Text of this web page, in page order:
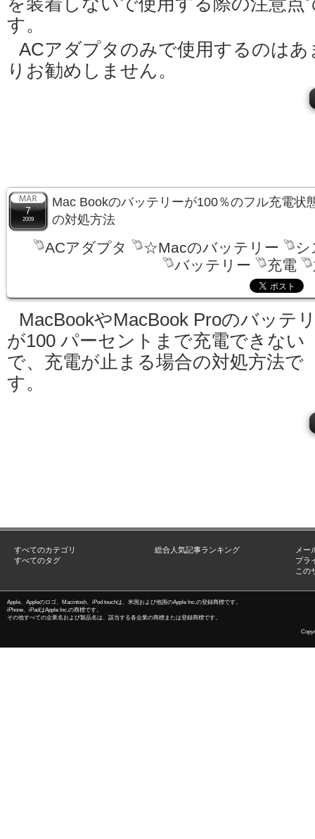
す。
ACアダプタのみで使用するのはあ
りお勧めしません。
7
2009
Mac Bookのバッテリーが100％のフル充電状
の対処方法
ACアダプタ ☆Macのバッテリー
シ
バッテリー
充電
MacBookやMacBook Proのバッテ
が100 パーセントまで充電できない
で、充電が止まる場合の対処方法で
す。
すべてのカテゴリ
すべてのタグ
総合人気記事ランキング
メー
プラ
この
Apple、Appleのロゴ、Macintosh、iPod touchは、米国および他国のApple Inc.の登録商標です。
iPhone、iPadはApple Inc.の商標です。
その他すべての企業名および製品名は、該当する各企業の商標または登録商標です。